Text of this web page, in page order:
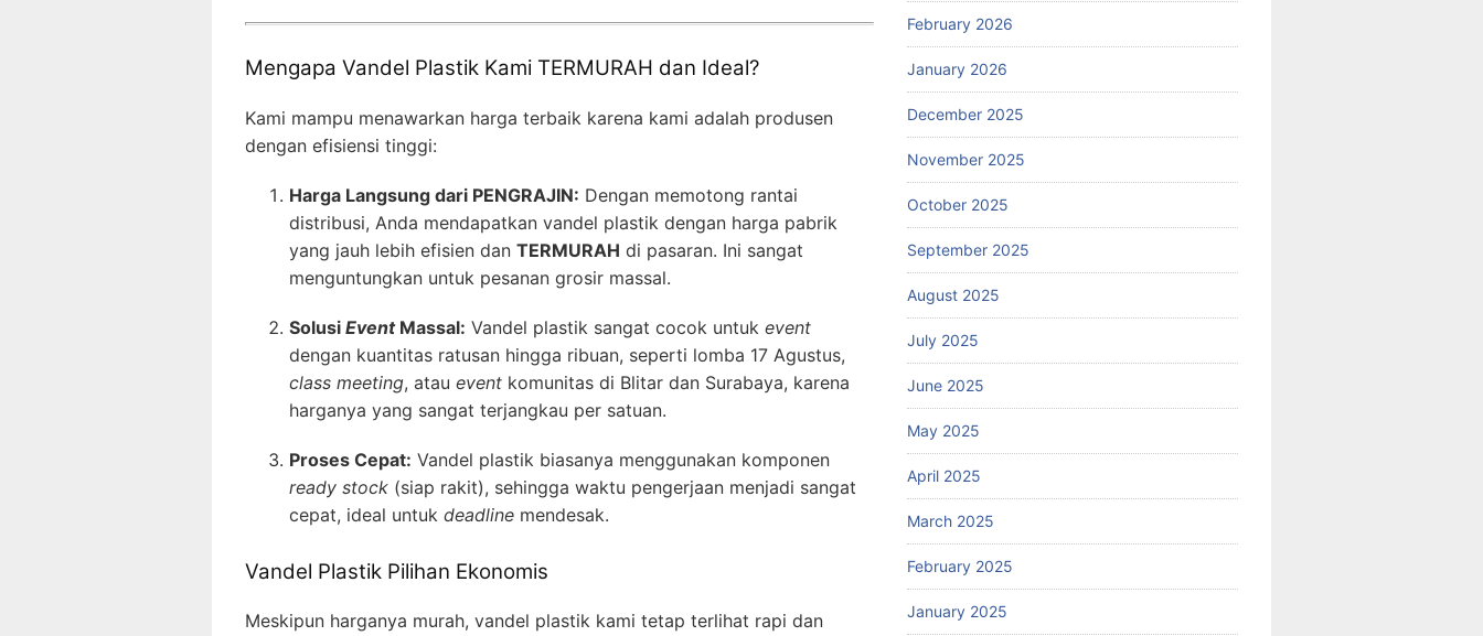
Mengapa Vandel Plastik Kami TERMURAH dan Ideal?
Kami mampu menawarkan harga terbaik karena kami adalah produsen
dengan efisiensi tinggi:
Harga Langsung dari PENGRAJIN: Dengan memotong rantai
distribusi, Anda mendapatkan vandel plastik dengan harga pabrik
yang jauh lebih efisien dan TERMURAH di pasaran. Ini sangat
menguntungkan untuk pesanan grosir massal.
Solusi EventMassal: Vandel plastik sangat cocok untuk event
dengan kuantitas ratusan hingga ribuan, seperti lomba 17 Agustus,
class meeting, atau event komunitas di Blitar dan Surabaya, karena
harganya yang sangat terjangkau per satuan.
Proses Cepat: Vandel plastik biasanya menggunakan komponen
ready stock (siap rakit), sehingga waktu pengerjaan menjadi sangat
cepat, ideal untuk deadline mendesak.
Vandel Plastik Pilihan Ekonomis
Meskipun harganya murah, vandel plastik kami tetap terlihat rapi dan
February 2026
January 2026
December 2025
November 2025
October 2025
September 2025
August 2025
July 2025
June 2025
May 2025
April 2025
March 2025
February 2025
January 2025